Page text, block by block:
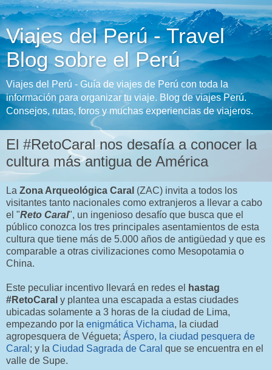
Viajes del Perú - Travel
Blog sobre el Perú
Viajes del Perú - Guía de viajes de Perú con toda la
información para organizar tu viaje. Blog de viajes Perú.
Consejos, rutas, foros y muchas experiencias de viajeros.
El #RetoCaral nos desafía a conocer la
cultura más antigua de América
La Zona Arqueológica Caral (ZAC) invita a todos los
visitantes tanto nacionales como extranjeros a llevar a cabo
el "Reto Caral", un ingenioso desafío que busca que el
público conozca los tres principales asentamientos de esta
cultura que tiene más de 5.000 años de antigüedad y que es
comparable a otras civilizaciones como Mesopotamia o
China.
Este peculiar incentivo llevará en redes el
hastag
#RetoCaral y plantea una escapada a estas ciudades
ubicadas solamente a 3 horas de la ciudad de Lima,
empezando por la enigmática Vichama, la ciudad
agropesquera de Végueta; Áspero, la ciudad pesquera de
Caral ; y la Ciudad Sagrada de Caral que se encuentra en el
valle de Supe.